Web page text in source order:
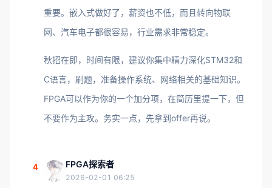
重要。嵌入式做好了，薪资也不低，而且转向物联
网、汽车电子都很容易，行业需求非常稳定。
秋招在即，时间有限，建议你集中精力深化STM32和
C语言，刷题，准备操作系统、网络相关的基础知识。
FPGA可以作为你的一个加分项，在简历里提一下，但
不要作为主攻。务实一点，先拿到offer再说。
4 FPGA探索者
2026-02-01 06:25